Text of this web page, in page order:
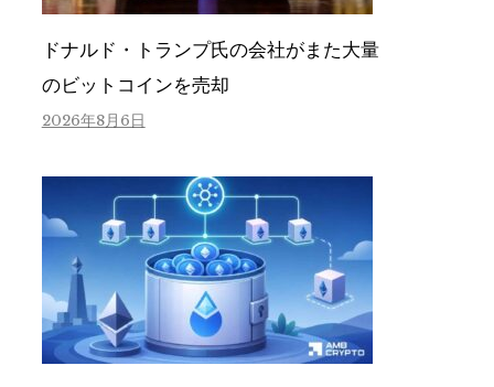
ドナルド・トランプ氏の会社がまた大量
のビットコインを売却
2026年8月6日